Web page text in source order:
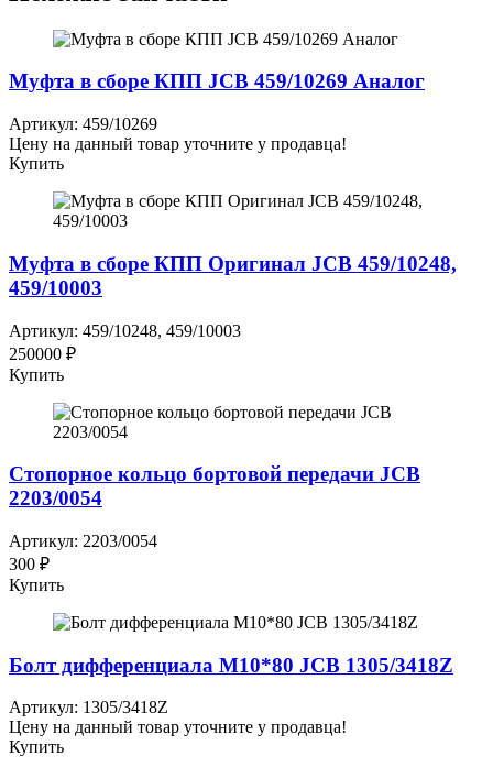
Муфта в сборе КПП JCB 459/10269 Аналог
Артикул: 459/10269
Цену на данный товар уточните у продавца!
Купить
Муфта в сборе КПП Оригинал JCB 459/10248,
459/10003
Артикул: 459/10248, 459/10003
250000 ₽
Купить
Стопорное кольцо бортовой передачи JCB
2203/0054
Артикул: 2203/0054
300 ₽
Купить
Болт дифференциала М10*80 JCB 1305/3418Z
Артикул: 1305/3418Z
Цену на данный товар уточните у продавца!
Купить